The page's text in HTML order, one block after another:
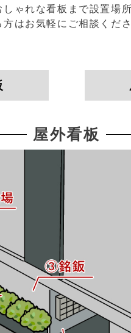
ゃれな看板まで設置場
はお気軽にご相談くだ
屋外看板